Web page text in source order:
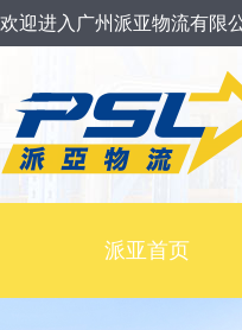
欢迎进入广州派亚物流有限
派亚首页